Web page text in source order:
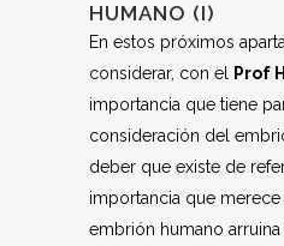
HUMANO (I)
En estos próximos
considerar, con el
Prof
importancia que tiene
consideración del
deber que existe de
importancia que merece
embrión humano